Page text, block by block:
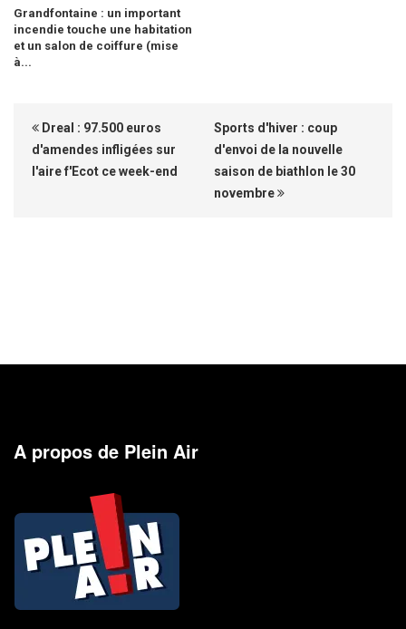
Grandfontaine : un important
incendie touche une habitation
et un salon de coiffure (mise
à...
Dreal : 97.500 euros
d'amendes infligées sur
l'aire f'Ecot ce week-end
Sports d'hiver : coup
d'envoi de la nouvelle
saison de biathlon le 30
novembre
A propos de Plein Air